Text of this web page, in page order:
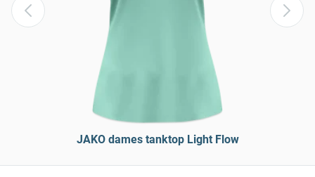
JAKO dames tanktop Light Flow